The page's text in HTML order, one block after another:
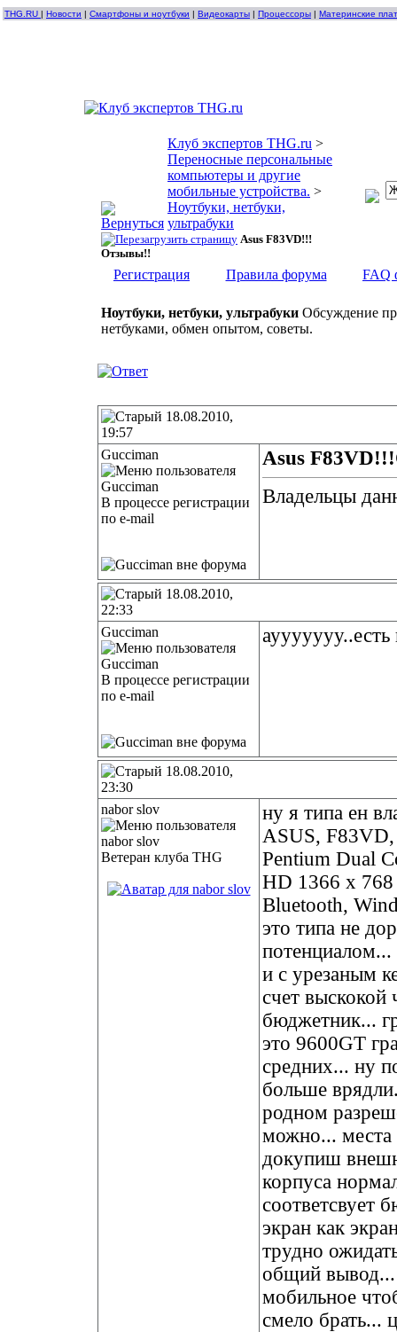
THG.RU | Новости | Смартфоны и ноутбуки | Видеокарты | Процессоры | Материнские
Клуб экспертов THG.ru >
Переносные персональные
компьютеры и другие
мобильные устройства. >
Ноутбуки, нетбуки,
ультрабуки
Asus F83VD!!!
Отзывы!!
Регистрация Правила форума FAQ
Ноутбуки, нетбуки, ультрабуки Обсуждение
нетбуками, обмен опытом, советы.
18.08.2010,
19:57
Gucciman
В процессе регистрации
по e-mail
Asus
Владельцы
18.08.2010,
22:33
Gucciman
В процессе регистрации
по e-mail
18.08.2010,
23:30
nabor slov
Ветеран клуба THG
ну я типа ен
ASUS, F83VD,
Pentium Dual
HD 1366 x
Bluetooth,
это типа не
и с урезаным
счет выскокой
бюджетник...
это 9600GT
средних... ну
больше
родном
можно... места
докупиш
корпуса
соответсвует
экран как
трудно
общий вывод...
мобильное
смело брать...